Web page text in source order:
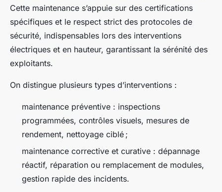
Cette maintenance s’appuie sur des certifications
spécifiques et le respect strict des protocoles de
sécurité, indispensables lors des interventions
électriques et en hauteur, garantissant la sérénité des
exploitants.
On distingue plusieurs types d’interventions :
maintenance préventive : inspections
programmées, contrôles visuels, mesures de
rendement, nettoyage ciblé ;
maintenance corrective et curative : dépannage
réactif, réparation ou remplacement de modules,
gestion rapide des incidents.